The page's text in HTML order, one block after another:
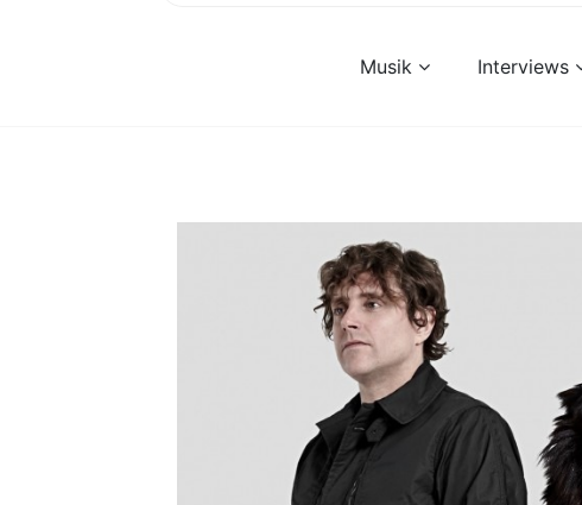
Musik Interviews